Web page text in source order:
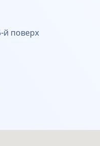
й поверх